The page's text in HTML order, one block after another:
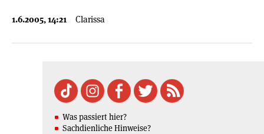
1.6.2005, 14:21 Clarissa
Was passiert hier?
Sachdienliche Hinweise?